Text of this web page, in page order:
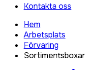
Kontakta oss
Hem
Arbetsplats
Förvaring
Sortimentsboxar